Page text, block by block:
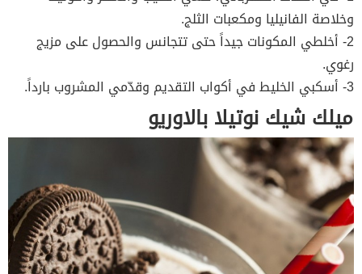
وخلاصة الفانيليا ومكعبات الثلج.
2- أخلطي المكونات جيداً حتى تتجانس والحصول على مزيج
رغوي.
3- أسكبي الخليط في أكواب التقديم وقدّمي المشروب بارداً.
ميلك شيك نوتيلا بالاوريو